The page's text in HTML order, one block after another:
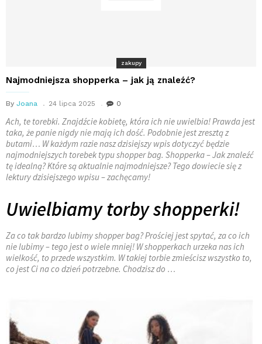
zakupy
Najmodniejsza shopperka – jak ją znaleźć?
By Joana 24 lipca 2025 0
Ach, te torebki. Znajdźcie kobietę, która ich nie uwielbia! Prawda jest
taka, że panie nigdy nie mają ich dość. Podobnie jest zresztą z
butami… W każdym razie nasz dzisiejszy wpis dotyczyć będzie
najmodniejszych torebek typu shopper bag. Shopperka – Jak znaleźć
tę idealną? Które są aktualnie najmodniejsze? Tego dowiecie się z
lektury dzisiejszego wpisu – zachęcamy!
Uwielbiamy torby shopperki!
Za co tak bardzo lubimy shopper bag? Prościej jest spytać, za co ich
nie lubimy – tego jest o wiele mniej! W shopperkach urzeka nas ich
wielkość, to przede wszystkim. W takiej torbie zmieścisz wszystko to,
co jest Ci na co dzień potrzebne. Chodzisz do …